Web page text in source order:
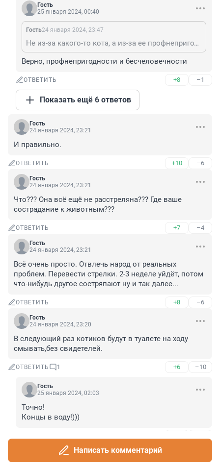
Гость
25 января 2024, 00:40
Гость24 января 2024, 23:47
Не из-за какого-то кота, а из-за ее профнепригодности.
Верно, профнепригодности и бесчеловечности
ОТВЕТИТЬ +8 –1
Показать ещё 6 ответов
Гость
24 января 2024, 23:21
И правильно.
ОТВЕТИТЬ +10 –6
Гость
24 января 2024, 23:21
Что??? Она всё ещё не расстреляна??? Где ваше
сострадание к животным???
ОТВЕТИТЬ +7 –4
Гость
24 января 2024, 23:21
Всё очень просто. Отвлечь народ от реальных
проблем. Перевести стрелки. 2-3 неделе уйдёт, потом
что-нибудь другое состряпают ну и так далее...
ОТВЕТИТЬ +8 –6
Гость
24 января 2024, 23:20
В следующий раз котиков будут в туалете на ходу
смывать,без свидетелей.
ОТВЕТИТЬ 1 +6 –10
Гость
25 января 2024, 02:03
Точно!
Концы в воду!)))
Написать комментарий